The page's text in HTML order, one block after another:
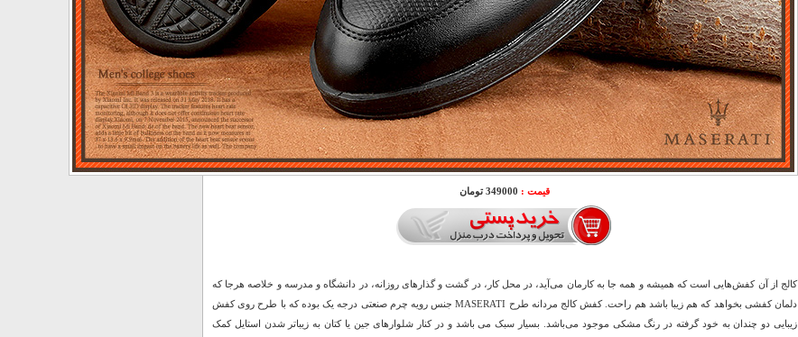
قیمت : 349000 تومان
کالج از آن کفش‌هایی است که همیشه و همه جا به کار‌مان می‌آید، در محل کار، در گشت‌ و گذارهای روزانه، در دانشگاه و مدرسه و خلاصه هرجا که
دلمان کفشی بخواهد که هم زیبا باشد هم راحت. کفش کالج مردانه طرح MASERATI جنس رویه چرم صنعتی درجه یک بوده که با طرح روی کفش
زیبایی دو چندان به خود گرفته در رنگ مشکی موجود می‌باشد. بسیار سبک می باشد و در کنار شلوار‌های جین یا کتان به زیبا‌تر شدن استایل کمک